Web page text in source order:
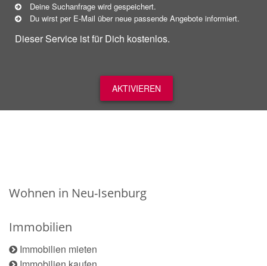
Deine Suchanfrage wird gespeichert.
Du wirst per E-Mail über neue passende Angebote informiert.
Dieser Service ist für Dich kostenlos.
AKTIVIEREN
Wohnen in Neu-Isenburg
Immobilien
Immobilien mieten